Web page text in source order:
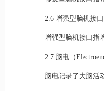
2.6 增强型脑机接口
增强型脑机接口指
2.7 脑电（
脑电记录了大脑活